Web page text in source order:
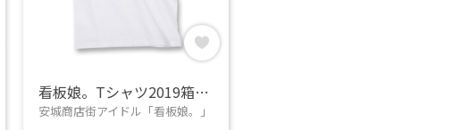
看板娘。Tシャツ2019箱推し（白）
安城商店街アイドル「看板娘。」